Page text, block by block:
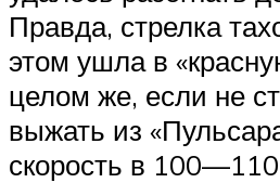
Правда, стрелка
этом ушла в
целом же, если не
выжать из
скорость в